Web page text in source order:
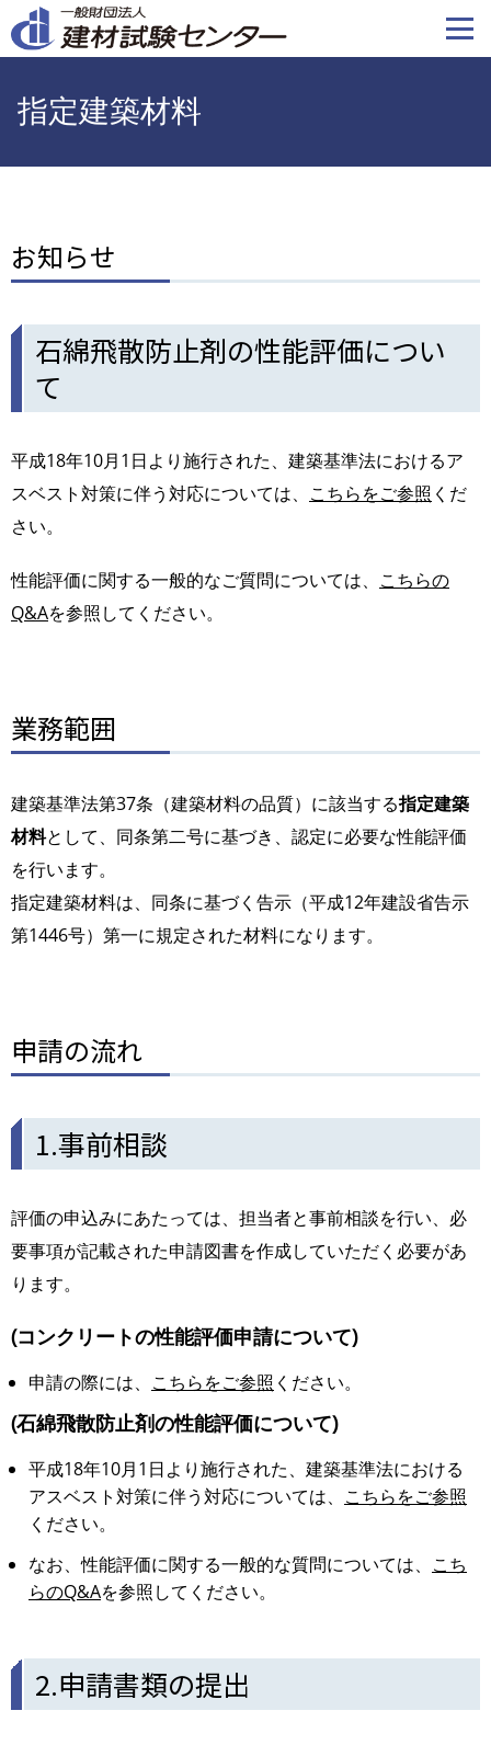
イ
移
動
指定建築材料
お知らせ
石綿飛散防止剤の性能評価につい
て
平成18年10月1日より施行された、建築基準法におけるア
スベスト対策に伴う対応については、 こちらをご参照 くだ
さい。
性能評価に関する一般的なご質問については、 こちらの
Q&Aを参照してください。
業務範囲
建築基準法第37条（建築材料の品質）に該当する指定建築
材料として、同条第二号に基づき、認定に必要な性能評価
を行います。
指定建築材料は、同条に基づく告示（平成12年建設省告示
第1446号）第一に規定された材料になります。
申請の流れ
1.事前相談
評価の申込みにあたっては、担当者と事前相談を行い、必
要事項が記載された申請図書を作成していただく必要があ
ります。
(コンクリートの性能評価申請について)
申請の際には、 こちらをご参照 ください。
(石綿飛散防止剤の性能評価について)
平成18年10月1日より施行された、建築基準法における
アスベスト対策に伴う対応については、 こちらをご参照
ください。
なお、性能評価に関する一般的な質問については、 こち
らのQ&Aを参照してください。
2.申請書類の提出